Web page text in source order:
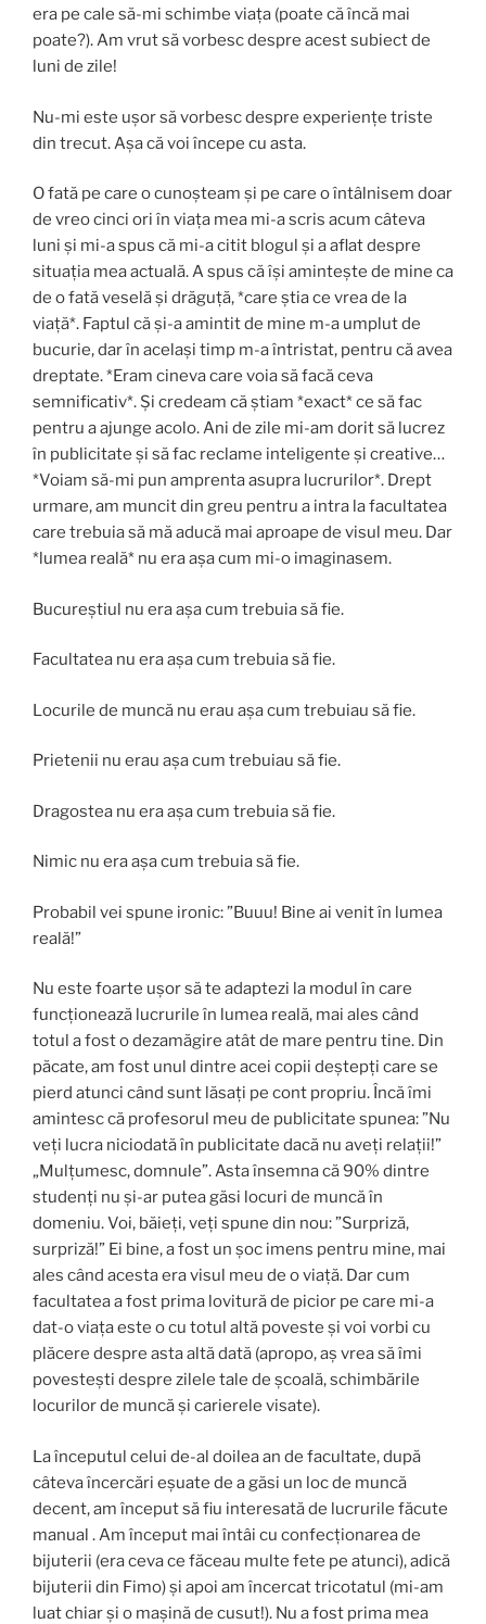
era pe cale să-mi schimbe viața (poate că încă mai
poate?). Am vrut să vorbesc despre acest subiect de
luni de zile!
Nu-mi este ușor să vorbesc despre experiențe triste
din trecut. Așa că voi începe cu asta.
O fată pe care o cunoșteam și pe care o întâlnisem doar
de vreo cinci ori în viața mea mi-a scris acum câteva
luni și mi-a spus că mi-a citit blogul și a aflat despre
situația mea actuală. A spus că își amintește de mine ca
de o fată veselă și drăguță, *care știa ce vrea de la
viață*. Faptul că și-a amintit de mine m-a umplut de
bucurie, dar în același timp m-a întristat, pentru că avea
dreptate. *Eram cineva care voia să facă ceva
semnificativ*. Și credeam că știam *exact* ce să fac
pentru a ajunge acolo. Ani de zile mi-am dorit să lucrez
în publicitate și să fac reclame inteligente și creative…
*Voiam să-mi pun amprenta asupra lucrurilor*. Drept
urmare, am muncit din greu pentru a intra la facultatea
care trebuia să mă aducă mai aproape de visul meu. Dar
*lumea reală* nu era așa cum mi-o imaginasem.
Bucureștiul nu era așa cum trebuia să fie.
Facultatea nu era așa cum trebuia să fie.
Locurile de muncă nu erau așa cum trebuiau să fie.
Prietenii nu erau așa cum trebuiau să fie.
Dragostea nu era așa cum trebuia să fie.
Nimic nu era așa cum trebuia să fie.
Probabil vei spune ironic: ”Buuu! Bine ai venit în lumea
reală!”
Nu este foarte ușor să te adaptezi la modul în care
funcționează lucrurile în lumea reală, mai ales când
totul a fost o dezamăgire atât de mare pentru tine. Din
păcate, am fost unul dintre acei copii deștepți care se
pierd atunci când sunt lăsați pe cont propriu. Încă îmi
amintesc că profesorul meu de publicitate spunea: ”Nu
veți lucra niciodată în publicitate dacă nu aveți relații!”
„Mulțumesc, domnule”. Asta însemna că 90% dintre
studenți nu și-ar putea găsi locuri de muncă în
domeniu. Voi, băieți, veți spune din nou: ”Surpriză,
surpriză!” Ei bine, a fost un șoc imens pentru mine, mai
ales când acesta era visul meu de o viață. Dar cum
facultatea a fost prima lovitură de picior pe care mi-a
dat-o viața este o cu totul altă poveste și voi vorbi cu
plăcere despre asta altă dată (apropo, aș vrea să îmi
povestești despre zilele tale de școală, schimbările
locurilor de muncă și carierele visate).
La începutul celui de-al doilea an de facultate, după
câteva încercări eșuate de a găsi un loc de muncă
decent, am început să fiu interesată de lucrurile făcute
manual . Am început mai întâi cu confecționarea de
bijuterii (era ceva ce făceau multe fete pe atunci), adică
bijuterii din Fimo) și apoi am încercat tricotatul (mi-am
luat chiar și o mașină de cusut!). Nu a fost prima mea